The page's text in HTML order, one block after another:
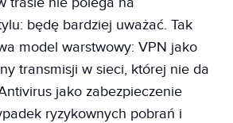
będę bardziej uważać. Tak
model warstwowy: VPN jako
transmisji w sieci, której nie da
jako zabezpieczenie
ryzykownych pobrań i